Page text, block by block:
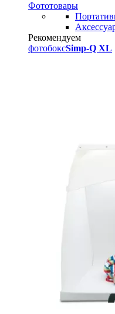
Фототовары
Рекомендуем
фотобоксSimp-Q XL